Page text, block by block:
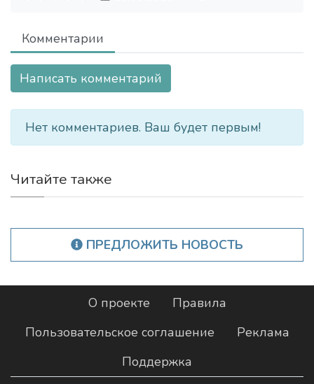
Комментарии
Написать комментарий
Нет комментариев. Ваш будет первым!
Читайте также
ПРЕДЛОЖИТЬ НОВОСТЬ
О проекте
Правила
Пользовательское соглашение
Реклама
Поддержка